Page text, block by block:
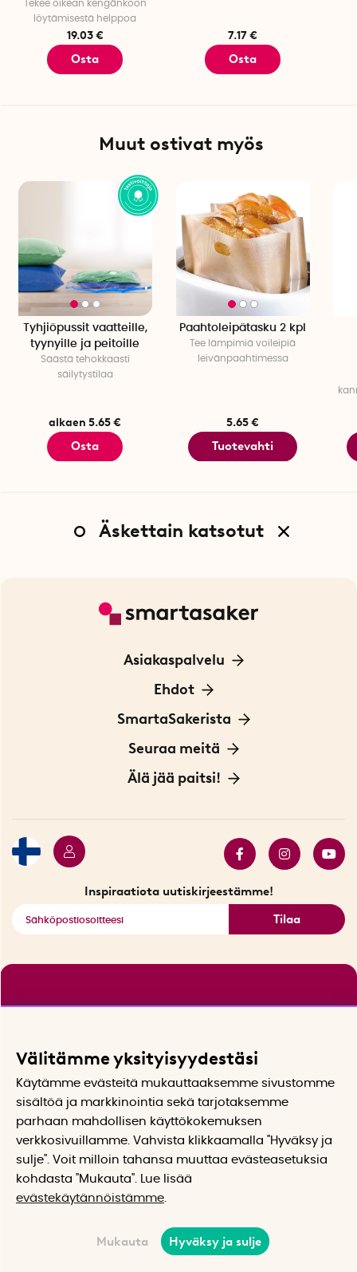
Tekee oikean kengänkoon
löytämisestä helppoa
19.03 €
Osta
7.17 €
Osta
Muut ostivat myös
Tyhjiöpussit vaatteille,
tyynyille ja peitoille
Säästä tehokkaasti
säilytystilaa
alkaen 5.65 €
Osta
Paahtoleipätasku 2 kpl
Tee lämpimiä voileipiä
leivänpaahtimessa
5.65 €
Tuotevahti
Äskettain katsotut
Asiakaspalvelu
Ota yhteyttä
Ehdot
Tietoa evästeistä
Yksityisyydensuoja
Sopimusehdot
SmartaSakerista
Meistä
Myymälä Tukholmassa
Seuraa meitä
Innovaattoriblogi
Älä jää paitsi!
Inspiraatiota uutiskirjeestämme!
Tilaa
Välitämme yksityisyydestäsi
Käytämme evästeitä mukauttaaksemme sivustomme
sisältöä ja markkinointia sekä tarjotaksemme
parhaan mahdollisen käyttökokemuksen
verkkosivuillamme. Vahvista klikkaamalla "Hyväksy ja
sulje". Voit milloin tahansa muuttaa evästeasetuksia
kohdasta "Mukauta". Lue lisää
evästekäytännöistämme
Mukauta Hyväksy ja sulje